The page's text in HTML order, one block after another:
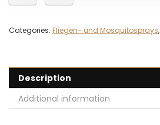
Categories: Fliegen- und Mosquitosprays,
Description
Additional information